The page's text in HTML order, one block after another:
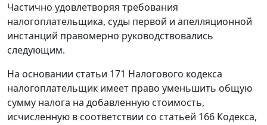
Частично удовлетворяя требования
налогоплательщика, суды первой и апелляционной
инстанций правомерно руководствовались
следующим.
На основании статьи 171 Налогового кодекса
налогоплательщик имеет право уменьшить общую
сумму налога на добавленную стоимость,
исчисленную в соответствии со статьей 166 Кодекса,